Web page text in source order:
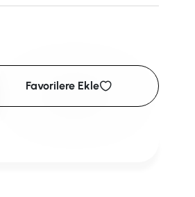
Favorilere Ekle